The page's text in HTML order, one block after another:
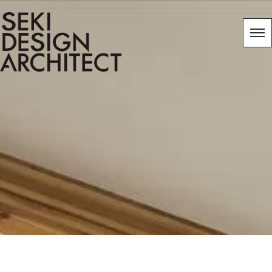
[%title%]
HOME|モデルハウスリノベーションブログ
template.detail